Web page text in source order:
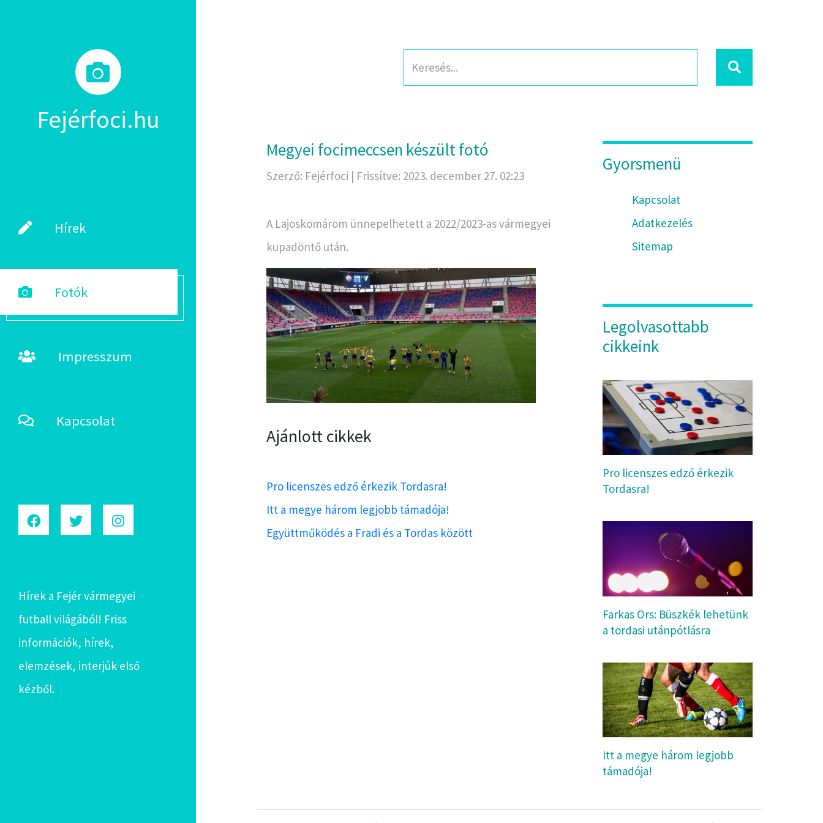
Fejérfoci.hu
Hírek
Fotók
Impresszum
Kapcsolat
Hírek a Fejér vármegyei
futball világából! Friss
információk, hírek,
elemzések, interjúk első
kézből.
Megyei focimeccsen készült fotó
Szerző: Fejérfoci | Frissítve: 2023. december 27. 02:23
A Lajoskomárom ünnepelhetett a 2022/2023-as vármegyei
kupadöntő után.
Ajánlott cikkek
Pro licenszes edző érkezik Tordasra!
Itt a megye három legjobb támadója!
Együttműködés a Fradi és a Tordas között
Gyorsmenü
Kapcsolat
Adatkezelés
Sitemap
Legolvasottabb
cikkeink
Pro licenszes edző érkezik
Tordasra!
Farkas Örs: Büszkék lehetünk
a tordasi utánpótlásra
Itt a megye három legjobb
támadója!